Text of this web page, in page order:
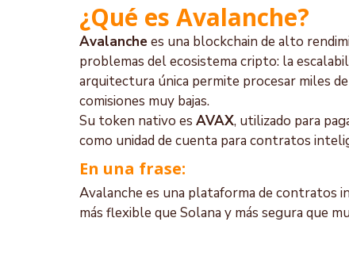
¿Qué es Avalanche?
Avalanche es una blockchain de alto
problemas del ecosistema cripto: la
arquitectura única permite procesar miles
comisiones muy bajas.
Su token nativo es AVAX, utilizado para
como unidad de cuenta para contratos
En una frase:
Avalanche es una plataforma de contratos
más flexible que Solana y más segura que